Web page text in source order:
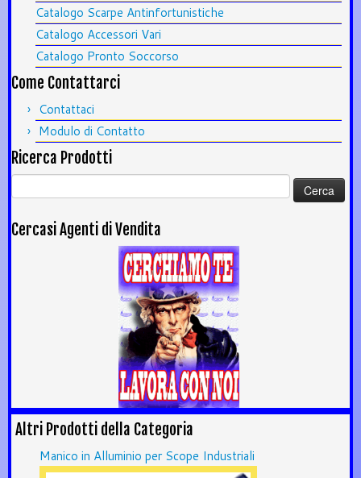
Catalogo Scarpe Antinfortunistiche
Catalogo Accessori Vari
Catalogo Pronto Soccorso
Come Contattarci
Contattaci
Modulo di Contatto
Ricerca Prodotti
Ricerca
per:
Cercasi Agenti di Vendita
Altri Prodotti della Categoria
Manico in Alluminio per Scope Industriali